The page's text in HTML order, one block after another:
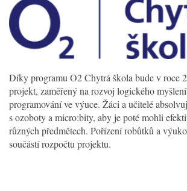
Díky programu O2 Chytrá škola bude v roce
projekt, zaměřený na rozvoj logického
programování ve výuce. Žáci a učitelé
s ozoboty a micro:bity, aby je poté mohli
různých předmětech. Pořízení robůtků a
součástí rozpočtu projektu.